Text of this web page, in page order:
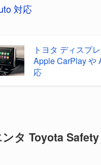
対応
トヨタ ディスプ
Apple CarPlay や
応
タ Toyota